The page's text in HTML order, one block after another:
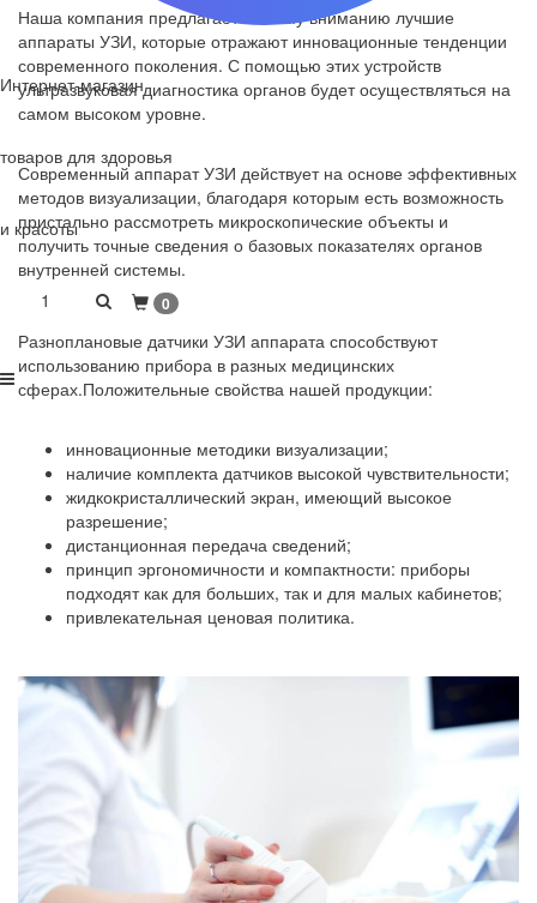
Интернет-магазин
товаров для здоровья
и красоты
1 0
Наша компания предлагает вашему вниманию лучшие
аппараты УЗИ, которые отражают инновационные тенденции
современного поколения. С помощью этих устройств
ультразвуковая диагностика органов будет осуществляться на
самом высоком уровне.
Современный аппарат УЗИ действует на основе эффективных
методов визуализации, благодаря которым есть возможность
пристально рассмотреть микроскопические объекты и
получить точные сведения о базовых показателях органов
внутренней системы.
Разноплановые датчики УЗИ аппарата способствуют
использованию прибора в разных медицинских
сферах.Положительные свойства нашей продукции:
инновационные методики визуализации;
наличие комплекта датчиков высокой чувствительности;
жидкокристаллический экран, имеющий высокое
разрешение;
дистанционная передача сведений;
принцип эргономичности и компактности: приборы
подходят как для больших, так и для малых кабинетов;
привлекательная ценовая политика.